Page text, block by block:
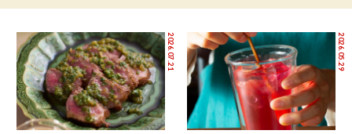
2026.07.21 2026.05.29